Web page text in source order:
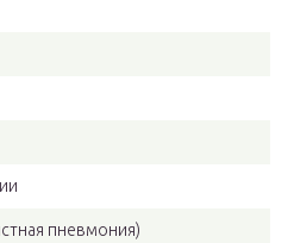
пневмония)